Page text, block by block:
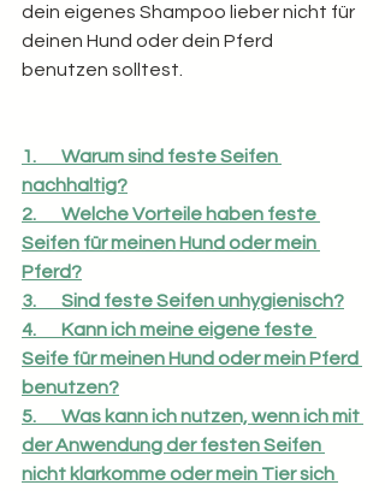
dein eigenes Shampoo lieber nicht für
deinen Hund oder dein Pferd
benutzen solltest.
1.       Warum sind feste Seifen
nachhaltig?
2.       Welche Vorteile haben feste
Seifen für meinen Hund oder mein
Pferd?
3.       Sind feste Seifen unhygienisch?
4.       Kann ich meine eigene feste
Seife für meinen Hund oder mein Pferd
benutzen?
5.       Was kann ich nutzen, wenn ich mit
der Anwendung der festen Seifen
nicht klarkomme oder mein Tier sich